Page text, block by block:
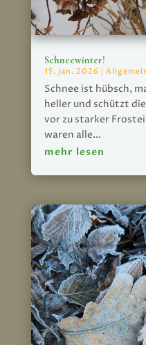
Schneewinter!
15. Jan. 2026 |
Schnee ist hübsch,
heller und schützt
vor zu starker
waren alle...
mehr lesen